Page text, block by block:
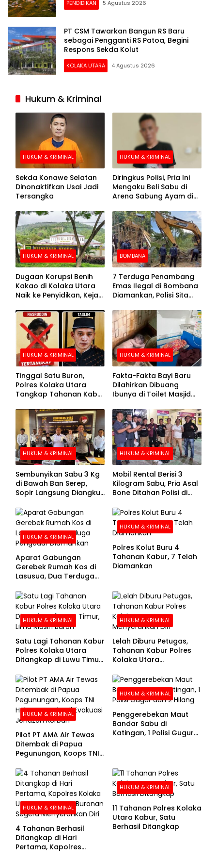
PENDIDIKAN 5 Agustus 2026
PT CSM Tawarkan Bangun RS Baru
sebagai Pengganti RS Patoa, Begini
Respons Sekda Kolut
KOLAKA UTARA 4 Agustus 2026
Hukum & Kriminal
HUKUM & KRIMINAL
Sekda Konawe Selatan
Dinonaktifkan Usai Jadi
Tersangka
HUKUM & KRIMINAL
Diringkus Polisi, Pria Ini
Mengaku Beli Sabu di
Arena Sabung Ayam di
HUKUM & KRIMINAL
Dugaan Korupsi Benih
Kakao di Kolaka Utara
Naik ke Penyidikan, Kejari
BOMBANA
7 Terduga Penambang
Emas Ilegal di Bombana
Diamankan, Polisi Sita
Crusher
HUKUM & KRIMINAL
Tinggal Satu Buron,
Polres Kolaka Utara
Tangkap Tahanan Kabur
Pengejaran
HUKUM & KRIMINAL
Fakta-Fakta Bayi Baru
Dilahirkan Dibuang
Ibunya di Toilet Masjid
HUKUM & KRIMINAL
Sembunyikan Sabu 3 Kg
di Bawah Ban Serep,
Sopir Langsung Diangkut
HUKUM & KRIMINAL
Mobil Rental Berisi 3
Kilogram Sabu, Pria Asal
Bone Ditahan Polisi di
HUKUM & KRIMINAL
Aparat Gabungan
Gerebek Rumah Kos di
Lasusua, Dua Terduga
HUKUM & KRIMINAL
Polres Kolut Buru 4
Tahanan Kabur, 7 Telah
Diamankan
HUKUM & KRIMINAL
Satu Lagi Tahanan Kabur
Polres Kolaka Utara
Ditangkap di Luwu Timur,
HUKUM & KRIMINAL
Lelah Diburu Petugas,
Tahanan Kabur Polres
Kolaka Utara
HUKUM & KRIMINAL
Pilot PT AMA Air Tewas
Ditembak di Papua
Pegunungan, Koops TNI
Evakuasi Jenazah
Korban
HUKUM & KRIMINAL
Penggerebekan Maut
Bandar Sabu di
Katingan, 1 Polisi Gugur
HUKUM & KRIMINAL
4 Tahanan Berhasil
Ditangkap di Hari
Pertama, Kapolres
HUKUM & KRIMINAL
11 Tahanan Polres Kolaka
Utara Kabur, Satu
Berhasil Ditangkap